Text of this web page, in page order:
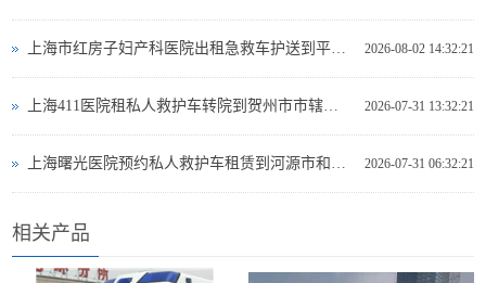
2026-08-02 14:32:21
2026-07-31 13:32:21
2026-07-31 06:32:21
相关产品